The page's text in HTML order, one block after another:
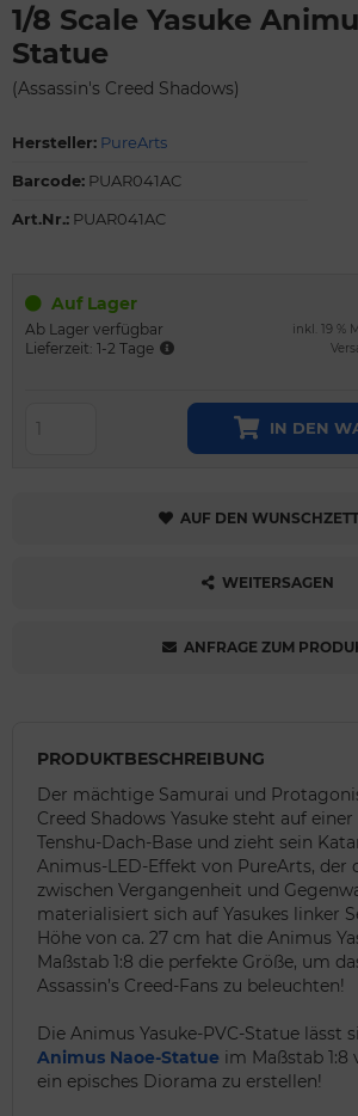
1/8 Scale Yasuke
Statue
(Assassin's Creed Shadows)
Hersteller: PureArts
Barcode: PUAR041AC
Art.Nr.: PUAR041AC
Auf Lager
Ab Lager verfügbar
Lieferzeit: 1-2 Tage
inkl. 19 %
IN DEN
AUF DEN
WEITERSAGEN
ANFRAGE ZUM
PRODUKTBESCHREIBUNG
Der mächtige Samurai und
Creed Shadows Yasuke steht auf
Tenshu-Dach-Base und zieht sein
Animus-LED-Effekt von PureArts, der
zwischen Vergangenheit und
materialisiert sich auf Yasukes linker
Höhe von ca. 27 cm hat die Animus
Maßstab 1:8 die perfekte Größe, um
Assassin’s Creed-Fans zu beleuchten!
Die Animus Yasuke-PVC-Statue lässt
Animus Naoe-Statue im Maßstab 1:8
ein episches Diorama zu erstellen!